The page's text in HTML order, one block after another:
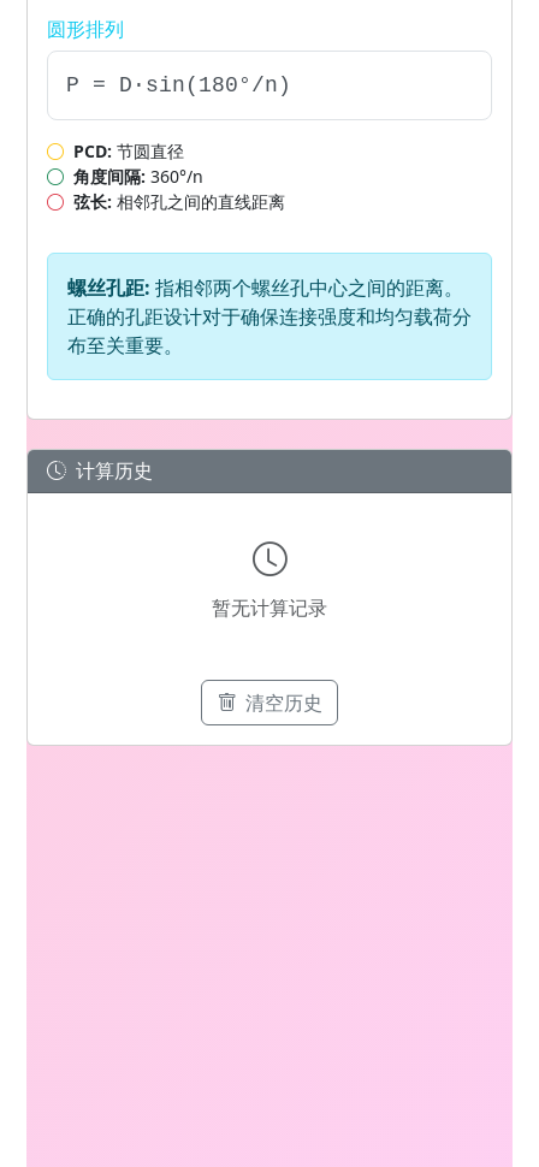
圆形排列
P = D·sin(180°/n)
PCD: 节圆直径
角度间隔: 360°/n
弦长: 相邻孔之间的直线距离
螺丝孔距: 指相邻两个螺丝孔中心之间的距离。
正确的孔距设计对于确保连接强度和均匀载荷分
布至关重要。
计算历史
暂无计算记录
清空历史